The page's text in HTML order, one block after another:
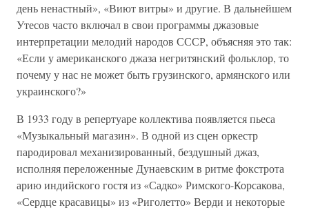
день ненастный», «Виют витры» и другие. В дальнейшем
Утесов часто включал в свои программы джазовые
интерпретации мелодий народов СССР, объясняя это так:
«Если у американского джаза негритянский фольклор, то
почему у нас не может быть грузинского, армянского или
украинского?»
В 1933 году в репертуаре коллектива появляется пьеса
«Музыкальный магазин». В одной из сцен оркестр
пародировал механизированный, бездушный джаз,
исполняя переложенные Дунаевским в ритме фокстрота
арию индийского гостя из «Садко» Римского-Корсакова,
«Сердце красавицы» из «Риголетто» Верди и некоторые